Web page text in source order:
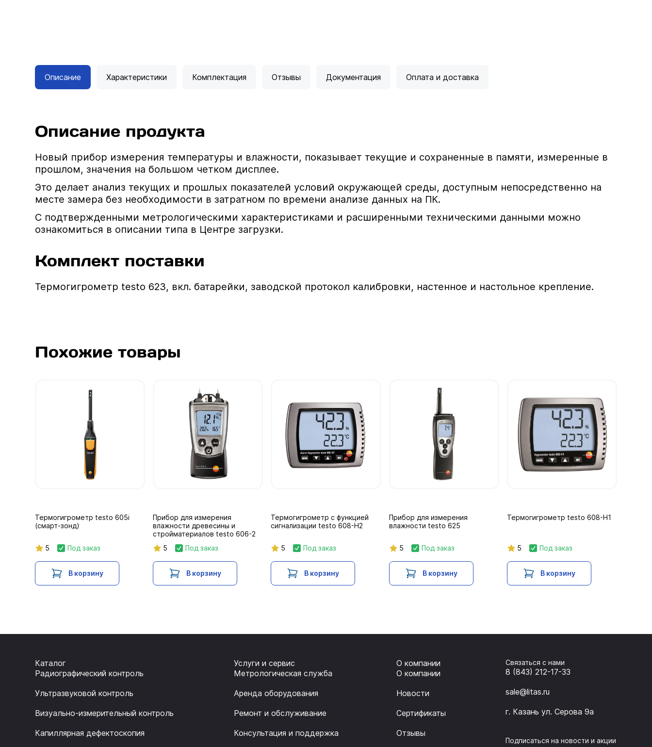
Описание Характеристики Комплектация Отзывы Документация Оплата и доставка
Описание продукта
Новый прибор измерения температуры и влажности, показывает текущие и сохраненные в памяти, измеренные в
прошлом, значения на большом четком дисплее.
Это делает анализ текущих и прошлых показателей условий окружающей среды, доступным непосредственно на
месте замера без необходимости в затратном по времени анализе данных на ПК.
С подтвержденными метрологическими характеристиками и расширенными техническими данными можно
ознакомиться в описании типа в Центре загрузки.
Комплект поставки
Термогигрометр testo 623, вкл. батарейки, заводской протокол калибровки, настенное и настольное крепление.
Похожие товары
Термогигрометр testo 605i
(смарт-зонд)
5 Под заказ
В корзину
Прибор для измерения
влажности древесины и
стройматериалов testo 606-2
5
Под заказ
В корзину
Термогигрометр с функцией
сигнализации testo 608-H2
5 Под заказ
В корзину
Прибор для измерения
влажности testo 625
5 Под заказ
В корзину
Термогигрометр testo 608-H1
5 Под заказ
В корзину
Каталог
Радиографический контроль
Ультразвуковой контроль
Визуально-измерительный контроль
Капиллярная дефектоскопия
Услуги и сервис
Метрологическая служба
Аренда оборудования
Ремонт и обслуживание
Консультация и поддержка
О компании
О компании
Новости
Сертификаты
Отзывы
Связаться с нами
8 (843) 212-17-33
sale@litas.ru
г. Казань ул. Серова 9а
Подписаться на новости и акции